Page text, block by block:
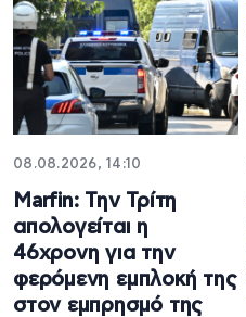
08.08.2026, 14:10
Marfin: Την Τρίτη
απολογείται η
46χρονη για την
φερόμενη εμπλοκή της
στον εμπρησμό της